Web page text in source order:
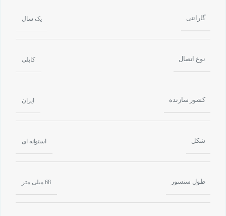
گارانتی یک سال
نوع اتصال کابلی
کشور سازنده ایران
شکل استوانه ای
طول سنسور 68 میلی متر